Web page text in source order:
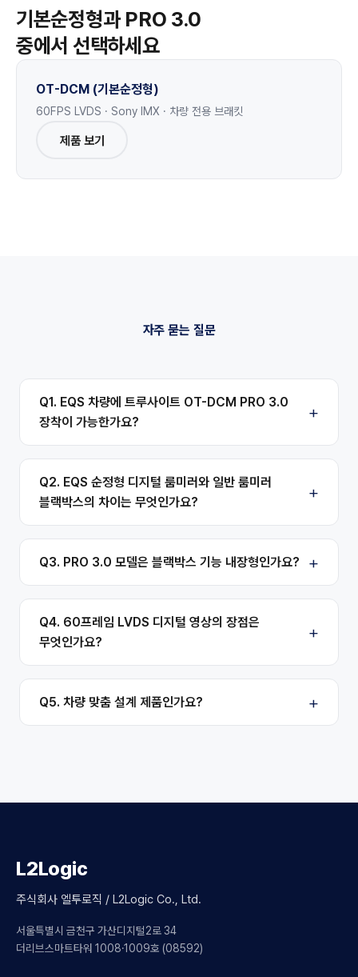
기본순정형과 PRO 3.0
중에서 선택하세요
OT-DCM (기본순정형)
60FPS LVDS · Sony IMX · 차량 전용 브래킷
제품 보기
자주 묻는 질문
Q1. EQS 차량에 트루사이트 OT-DCM PRO 3.0
장착이 가능한가요?
Q2. EQS 순정형 디지털 룸미러와 일반 룸미러
블랙박스의 차이는 무엇인가요?
Q3. PRO 3.0 모델은 블랙박스 기능 내장형인가요?
Q4. 60프레임 LVDS 디지털 영상의 장점은
무엇인가요?
Q5. 차량 맞춤 설계 제품인가요?
L2Logic
주식회사 엘투로직 / L2Logic Co., Ltd.
서울특별시 금천구 가산디지털2로 34
더리브스마트타워 1008·1009호 (08592)